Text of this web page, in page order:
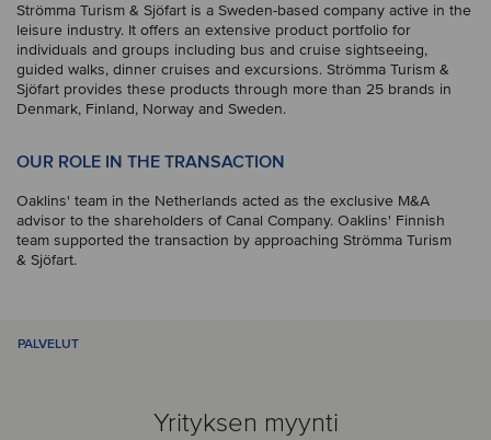
Strömma Turism & Sjöfart is a Sweden-based company active in the
leisure industry. It offers an extensive product portfolio for
individuals and groups including bus and cruise sightseeing,
guided walks, dinner cruises and excursions. Strömma Turism &
Sjöfart provides these products through more than 25 brands in
Denmark, Finland, Norway and Sweden.
OUR ROLE IN THE TRANSACTION
Oaklins' team in the Netherlands acted as the exclusive M&A
advisor to the shareholders of Canal Company. Oaklins' Finnish
team supported the transaction by approaching Strömma Turism
& Sjöfart.
PALVELUT
Yrityksen myynti